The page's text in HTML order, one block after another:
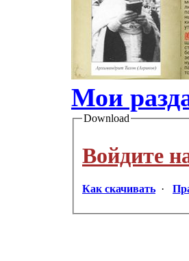
Мои
Download
Войдите
Как скачивать ·